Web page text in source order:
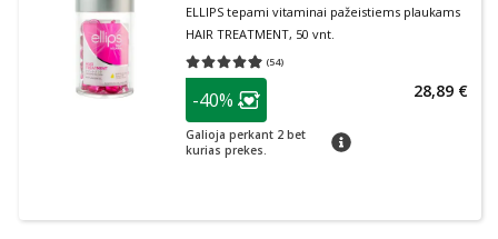
ELLIPS tepami vitaminai pažeistiems plaukams
HAIR TREATMENT, 50 vnt.
(54)
Vidutinis įvertinimas 4.94
patarimas
Lojalumo klubo narių nuolaida
-40%
Galioja perkant 2 bet
kurias prekes.
patarimas
28,89 €